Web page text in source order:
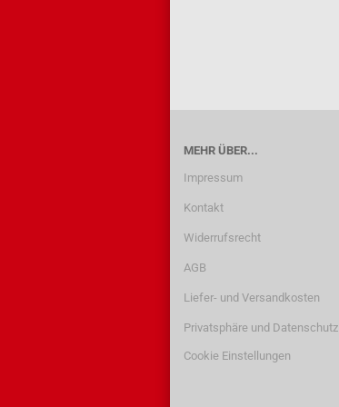
MEHR ÜBER...
Impressum
Kontakt
Widerrufsrecht
AGB
Liefer- und Versandkosten
Privatsphäre und Datenschutz
Cookie Einstellungen